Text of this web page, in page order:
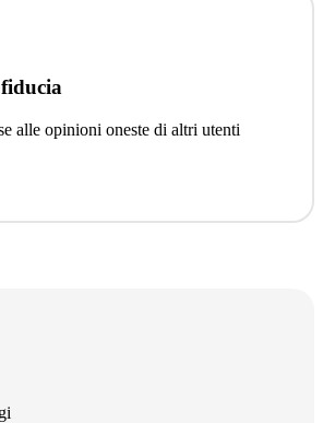
alle opinioni oneste di altri utenti